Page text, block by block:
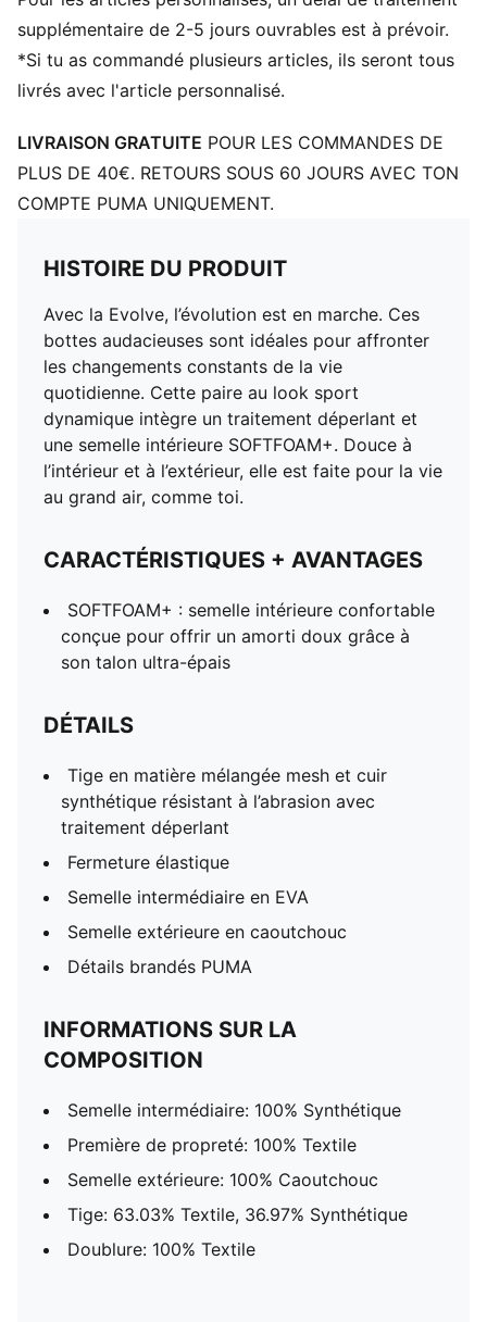
supplémentaire de 2-5 jours ouvrables est à prévoir.
*Si tu as commandé plusieurs articles, ils seront tous
livrés avec l'article personnalisé.
LIVRAISON GRATUITE POUR LES COMMANDES DE
PLUS DE 40€. RETOURS SOUS 60 JOURS AVEC TON
COMPTE PUMA UNIQUEMENT.
HISTOIRE DU PRODUIT
Avec la Evolve, l’évolution est en marche. Ces
bottes audacieuses sont idéales pour affronter
les changements constants de la vie
quotidienne. Cette paire au look sport
dynamique intègre un traitement déperlant et
une semelle intérieure SOFTFOAM+. Douce à
l’intérieur et à l’extérieur, elle est faite pour la vie
au grand air, comme toi.
CARACTÉRISTIQUES + AVANTAGES
SOFTFOAM+ : semelle intérieure confortable
conçue pour offrir un amorti doux grâce à
son talon ultra-épais
DÉTAILS
Tige en matière mélangée mesh et cuir
synthétique résistant à l’abrasion avec
traitement déperlant
Fermeture élastique
Semelle intermédiaire en EVA
Semelle extérieure en caoutchouc
Détails brandés PUMA
INFORMATIONS SUR LA
COMPOSITION
Semelle intermédiaire: 100% Synthétique
Première de propreté: 100% Textile
Semelle extérieure: 100% Caoutchouc
Tige: 63.03% Textile, 36.97% Synthétique
Doublure: 100% Textile